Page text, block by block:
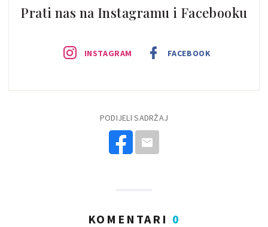
Prati nas na Instagramu i Facebooku
INSTAGRAM FACEBOOK
PODIJELI SADRŽAJ
KOMENTARI 0